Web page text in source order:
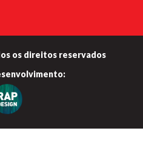
os direitos reservados